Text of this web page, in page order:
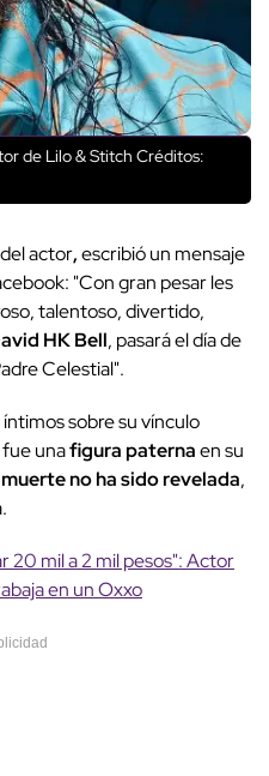
de Lilo & Stitch Créditos:
actor,escribió un mensaje
"Con gran pesar les
talentoso, divertido,
HK Bell, pasará el día de
Celestial".
sobre su vínculo
unafigura paternaen su
no ha sido revelada,
20 mil a 2 mil pesos": Actor
en un Oxxo